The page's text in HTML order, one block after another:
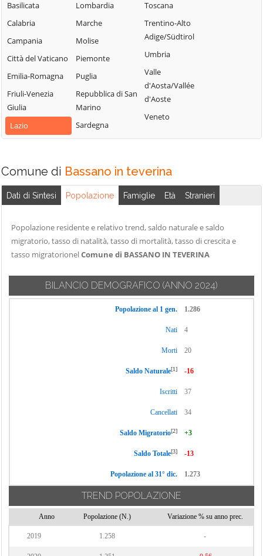
Castel Sant'Elia
Castiglione in
Montefiascone
Monterosi
Nepi
Onano
Vignanello
Villa San
Giovanni in
Viterbo
Vitorchiano
Basilicata
Calabria
Campania
Città del Vaticano
Emilia-Romagna
Friuli-Venezia
Giulia
Lazio
Lombardia
Marche
Molise
Piemonte
Puglia
Repubblica di San
Marino
Sardegna
Toscana
Trentino-Alto
Adige/Südtirol
Umbria
Valle
d'Aosta/Vallée
d'Aoste
Veneto
Comune di Bassano in teverina
Dati di Sintesi Popolazione Famiglie Età Stranieri
Popolazione residente e relativo trend, saldo naturale e saldo
migratorio, tasso di natalità, tasso di mortalità, tasso di crescita e
tasso migratorionelComune di BASSANO IN TEVERINA
BILANCIO DEMOGRAFICO (ANNO 2024)
Popolazione al 1 gen. 1.286
Nati 4
Morti 20
Saldo Naturale[1] -16
Iscritti 37
Cancellati 34
Saldo Migratorio[2] +3
Saldo Totale[3] -13
Popolazione al 31° dic. 1.273
TREND POPOLAZIONE
Anno Popolazione (N.) Variazione % su anno prec.
2019 1.258 -